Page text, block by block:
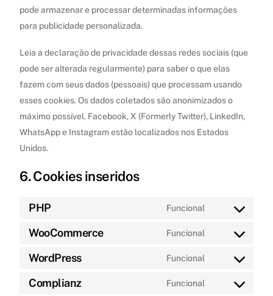
pode armazenar e processar determinadas informações
para publicidade personalizada.
Leia a declaração de privacidade dessas redes sociais (que
pode ser alterada regularmente) para saber o que elas
fazem com seus dados (pessoais) que processam usando
esses cookies. Os dados coletados são anonimizados o
máximo possível. Facebook, X (Formerly Twitter), LinkedIn,
WhatsApp e Instagram estão localizados nos Estados
Unidos.
6. Cookies inseridos
PHP Funcional
Consent
WooCommerce Funcional
Consent
woocommerce
WordPress Funcional
Consent
Complianz Funcional
Consent